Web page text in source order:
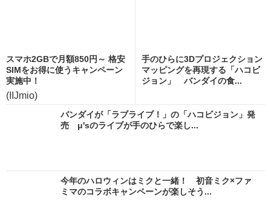
スマホ2GBで月額850円～ 格安
SIMをお得に使うキャンペーン
実施中！
(IIJmio)
手のひらに3Dプロジェクション
マッピングを再現する「ハコビ
ジョン」 バンダイの食...
バンダイが「ラブライブ！」の「ハコビジョン」発
売 μ'sのライブが手のひらで楽し...
今年のハロウィンはミクと一緒！ 初音ミク×ファ
ミマのコラボキャンペーンが楽しそう...